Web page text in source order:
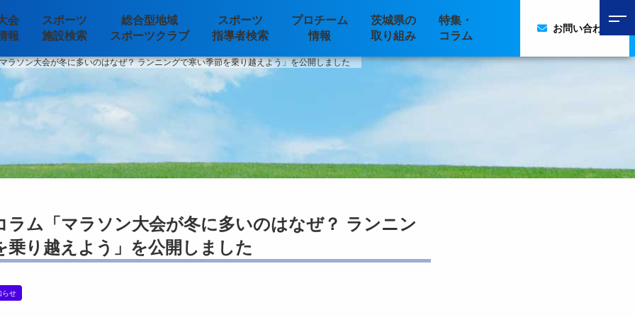
会
報
スポーツ
施設検索
総合型地域
スポーツクラブ
スポーツ
指導者検索
プロチーム
情報
茨城県の
取り組み
特集・
コラム
お問い合わせ
ラソン大会が冬に多いのはなぜ？ ランニングで寒い季節を乗り越えよう」を公開しました
ラム「マラソン大会が冬に多いのはなぜ？ ランニン
乗り越えよう」を公開しました
らせ